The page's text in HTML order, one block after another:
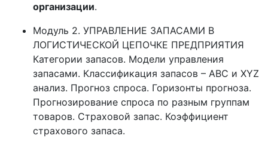
организации.
Модуль 2. УПРАВЛЕНИЕ ЗАПАСАМИ В
ЛОГИСТИЧЕСКОЙ ЦЕПОЧКЕ ПРЕДПРИЯТИЯ
Категории запасов. Модели управления
запасами. Классификация запасов – АВС и ХYZ
анализ. Прогноз спроса. Горизонты прогноза.
Прогнозирование спроса по разным группам
товаров. Страховой запас. Коэффициент
страхового запаса.